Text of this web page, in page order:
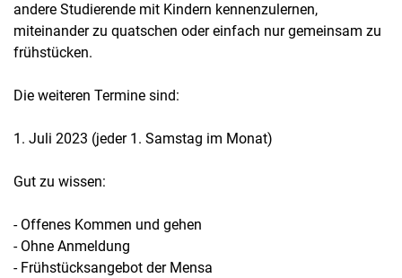
andere Studierende mit Kindern kennenzulernen,
miteinander zu quatschen oder einfach nur gemeinsam zu
frühstücken.
Die weiteren Termine sind:
1. Juli 2023 (jeder 1. Samstag im Monat)
Gut zu wissen:
- Offenes Kommen und gehen
- Ohne Anmeldung
- Frühstücksangebot der Mensa